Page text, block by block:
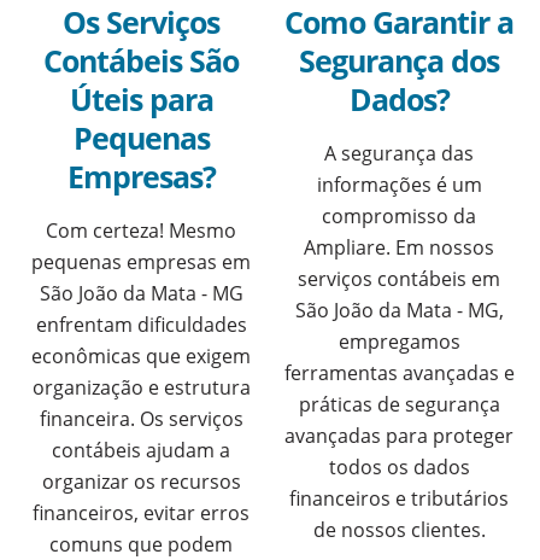
Os Serviços
Contábeis São
Úteis para
Pequenas
Empresas?
Com certeza! Mesmo
pequenas empresas em
São João da Mata - MG
enfrentam dificuldades
econômicas que exigem
organização e estrutura
financeira. Os serviços
contábeis ajudam a
organizar os recursos
financeiros, evitar erros
comuns que podem
Como Garantir a
Segurança dos
Dados?
A segurança das
informações é um
compromisso da
Ampliare. Em nossos
serviços contábeis em
São João da Mata - MG,
empregamos
ferramentas avançadas e
práticas de segurança
avançadas para proteger
todos os dados
financeiros e tributários
de nossos clientes.